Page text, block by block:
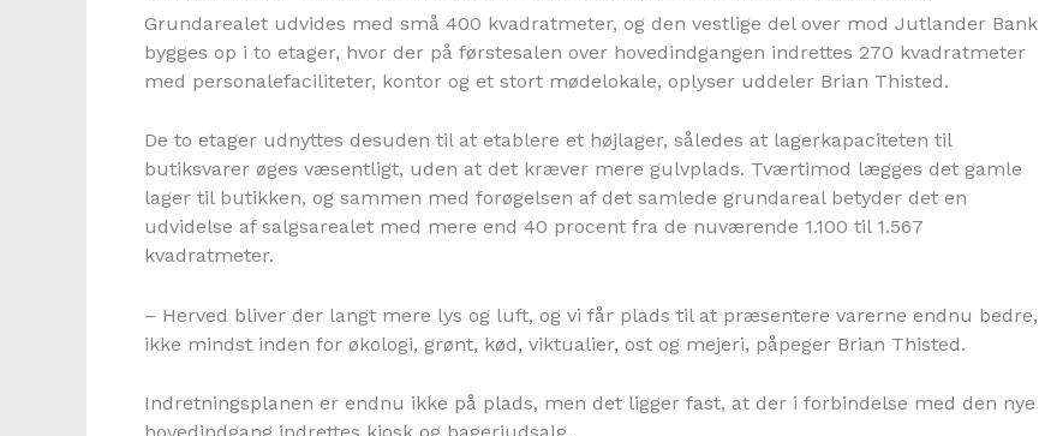
Grundarealet udvides med små 400 kvadratmeter, og den vestlige del over mod Jutlander Bank
bygges op i to etager, hvor der på førstesalen over hovedindgangen indrettes 270 kvadratmeter
med personalefaciliteter, kontor og et stort mødelokale, oplyser uddeler Brian Thisted.
De to etager udnyttes desuden til at etablere et højlager, således at lagerkapaciteten til
butiksvarer øges væsentligt, uden at det kræver mere gulvplads. Tværtimod lægges det gamle
lager til butikken, og sammen med forøgelsen af det samlede grundareal betyder det en
udvidelse af salgsarealet med mere end 40 procent fra de nuværende 1.100 til 1.567
kvadratmeter.
– Herved bliver der langt mere lys og luft, og vi får plads til at præsentere varerne endnu bedre,
ikke mindst inden for økologi, grønt, kød, viktualier, ost og mejeri, påpeger Brian Thisted.
Indretningsplanen er endnu ikke på plads, men det ligger fast, at der i forbindelse med den nye